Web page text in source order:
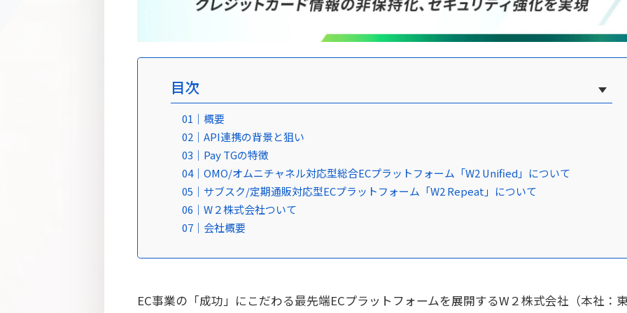
目次
01｜概要
02｜API連携の背景と狙い
03｜Pay TGの特徴
04｜OMO/オムニチャネル対応型総合ECプラットフォーム「W2 Unified」について
05｜サブスク/定期通販対応型ECプラットフォーム「W2 Repeat」について
06｜W２株式会社ついて
07｜会社概要
EC事業の「成功」にこだわる最先端ECプラットフォームを展開するW２株式会社（本社：